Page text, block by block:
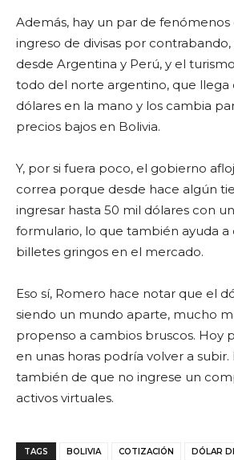
Además, hay un par de fenómenos
ingreso de divisas por
desde Argentina y Perú, y el
todo del norte argentino, que llega
dólares en la mano y los cambia
precios bajos en Bolivia.
Y, por si fuera poco, el gobierno
correa porque desde hace algún
ingresar hasta 50 mil dólares con
formulario, lo que también ayuda a
billetes gringos en el mercado.
Eso sí, Romero hace notar que el
siendo un mundo aparte, mucho
propenso a cambios bruscos. Hoy
en unas horas podría volver a
también de que no ingrese un
activos virtuales.
TAGS BOLIVIA COTIZACIÓN DÓLAR